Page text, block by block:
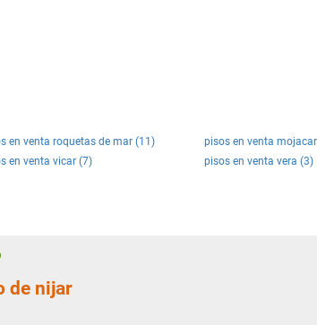
en venta roquetas de mar (11) pisos en venta
en venta vicar (7) pisos en venta vera (3)
de nijar